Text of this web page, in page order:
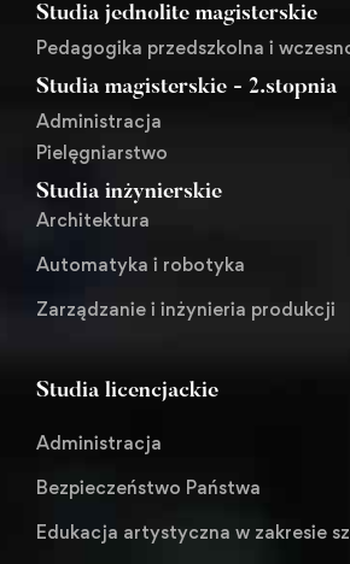
Studia jednolite magisterskie
Pedagogika przedszkolna i
Studia magisterskie - 2.stopnia
Administracja
Pielęgniarstwo
Studia inżynierskie
Architektura
Automatyka i robotyka
Zarządzanie i inżynieria produkcji
Studia licencjackie
Administracja
Bezpieczeństwo Państwa
Edukacja artystyczna w zakresie